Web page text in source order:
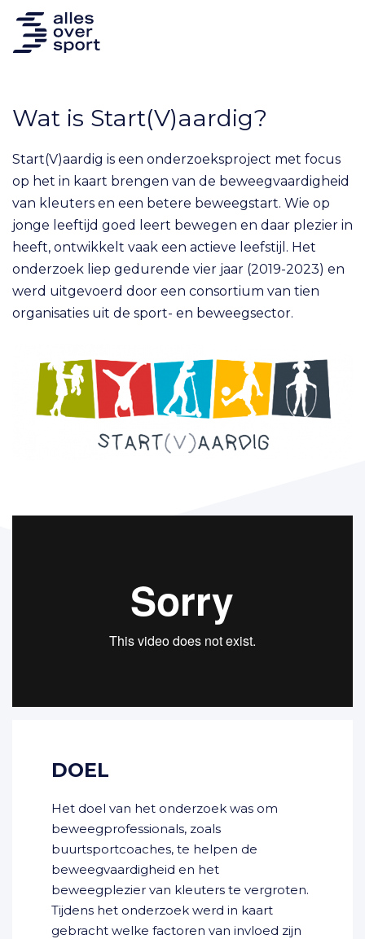
Wat is Start(V)aardig?
Start(V)aardig is een onderzoeksproject met focus
op het in kaart brengen van de beweegvaardigheid
van kleuters en een betere beweegstart. Wie op
jonge leeftijd goed leert bewegen en daar plezier in
heeft, ontwikkelt vaak een actieve leefstijl. Het
onderzoek liep gedurende vier jaar (2019-2023) en
werd uitgevoerd door een consortium van tien
organisaties uit de sport- en beweegsector.
DOEL
Het doel van het onderzoek was om
beweegprofessionals, zoals
buurtsportcoaches, te helpen de
beweegvaardigheid en het
beweegplezier van kleuters te vergroten.
Tijdens het onderzoek werd in kaart
gebracht welke factoren van invloed zijn